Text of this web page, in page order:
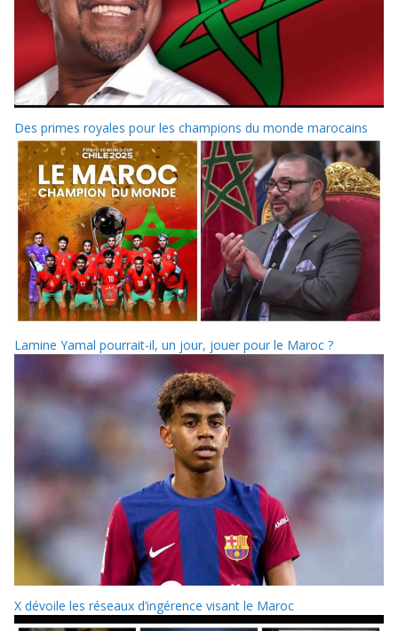
Des primes royales pour les champions du monde marocains
Lamine Yamal pourrait-il, un jour, jouer pour le Maroc ?
X dévoile les réseaux d’ingérence visant le Maroc